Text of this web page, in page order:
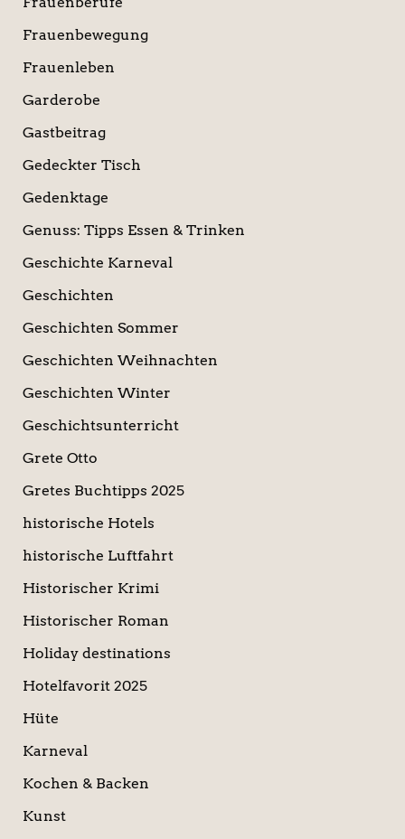
Frauenbewegung
Frauenleben
Garderobe
Gastbeitrag
Gedeckter Tisch
Gedenktage
Genuss: Tipps Essen & Trinken
Geschichte Karneval
Geschichten
Geschichten Sommer
Geschichten Weihnachten
Geschichten Winter
Geschichtsunterricht
Grete Otto
Gretes Buchtipps 2025
historische Hotels
historische Luftfahrt
Historischer Krimi
Historischer Roman
Holiday destinations
Hotelfavorit 2025
Hüte
Karneval
Kochen & Backen
Kunst